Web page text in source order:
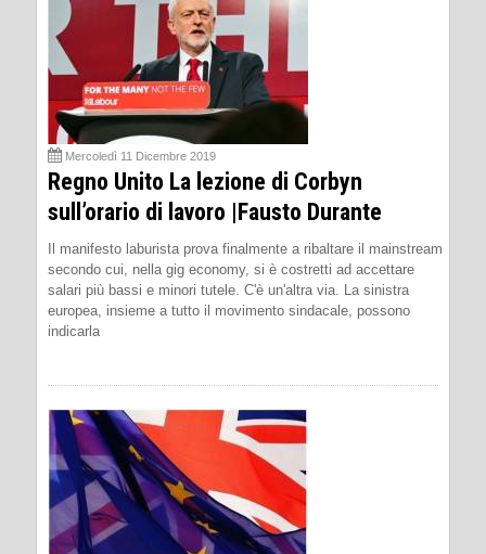
Mercoledì 11 Dicembre 2019
Regno Unito La lezione di Corbyn
sull’orario di lavoro |Fausto Durante
Il manifesto laburista prova finalmente a ribaltare il mainstream
secondo cui, nella gig economy, si è costretti ad accettare
salari più bassi e minori tutele. C'è un'altra via. La sinistra
europea, insieme a tutto il movimento sindacale, possono
indicarla